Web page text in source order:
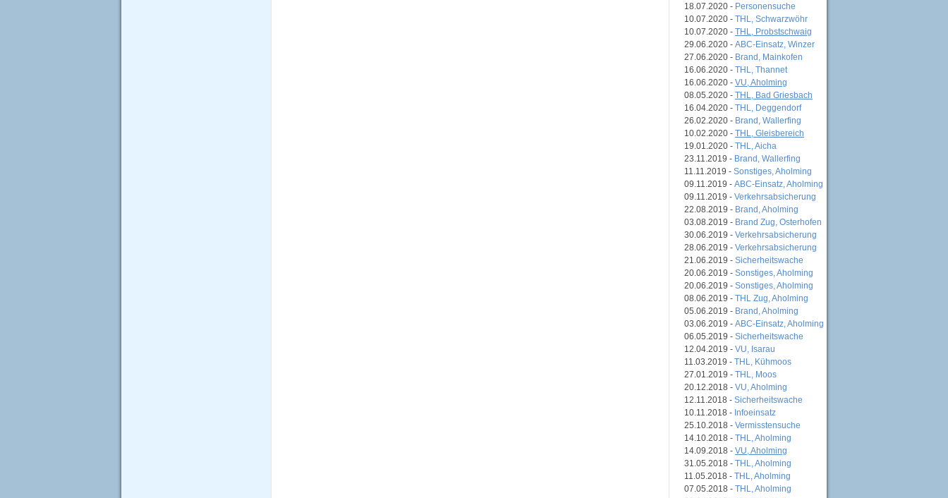
18.07.2020 - Personensuche
10.07.2020 - THL, Schwarzwöhr
10.07.2020 - THL, Probstschwaig
29.06.2020 - ABC-Einsatz, Winzer
27.06.2020 - Brand, Mainkofen
16.06.2020 - THL, Thannet
16.06.2020 - VU, Aholming
08.05.2020 - THL, Bad Griesbach
16.04.2020 - THL, Deggendorf
26.02.2020 - Brand, Wallerfing
10.02.2020 - THL, Gleisbereich
19.01.2020 - THL, Aicha
23.11.2019 - Brand, Wallerfing
11.11.2019 - Sonstiges, Aholming
09.11.2019 - ABC-Einsatz, Aholming
09.11.2019 - Verkehrsabsicherung
22.08.2019 - Brand, Aholming
03.08.2019 - Brand Zug, Osterhofen
30.06.2019 - Verkehrsabsicherung
28.06.2019 - Verkehrsabsicherung
21.06.2019 - Sicherheitswache
20.06.2019 - Sonstiges, Aholming
20.06.2019 - Sonstiges, Aholming
08.06.2019 - THL Zug, Aholming
05.06.2019 - Brand, Aholming
03.06.2019 - ABC-Einsatz, Aholming
06.05.2019 - Sicherheitswache
12.04.2019 - VU, Isarau
11.03.2019 - THL, Kühmoos
27.01.2019 - THL, Moos
20.12.2018 - VU, Aholming
12.11.2018 - Sicherheitswache
10.11.2018 - Infoeinsatz
25.10.2018 - Vermisstensuche
14.10.2018 - THL, Aholming
14.09.2018 - VU, Aholming
31.05.2018 - THL, Aholming
11.05.2018 - THL, Aholming
07.05.2018 - THL, Aholming